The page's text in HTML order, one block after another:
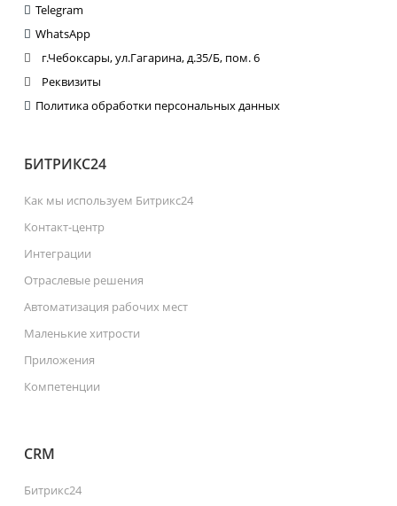
Telegram
WhatsApp
г.Чебоксары, ул.Гагарина, д.35/Б, пом. 6
Реквизиты
Политика обработки персональных данных
БИТРИКС24
Как мы используем Битрикс24
Контакт-центр
Интеграции
Отраслевые решения
Автоматизация рабочих мест
Маленькие хитрости
Приложения
Компетенции
CRM
Битрикс24